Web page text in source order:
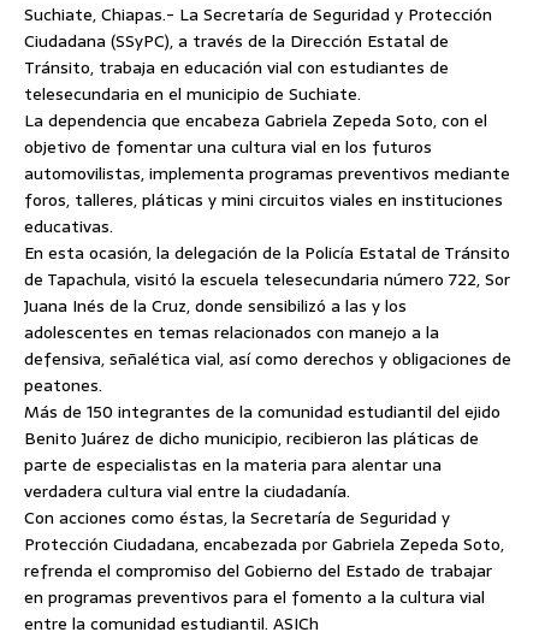
Suchiate, Chiapas.- La Secretaría de Seguridad y Protección
Ciudadana (SSyPC), a través de la Dirección Estatal de
Tránsito, trabaja en educación vial con estudiantes de
telesecundaria en el municipio de Suchiate.
La dependencia que encabeza Gabriela Zepeda Soto, con el
objetivo de fomentar una cultura vial en los futuros
automovilistas, implementa programas preventivos mediante
foros, talleres, pláticas y mini circuitos viales en instituciones
educativas.
En esta ocasión, la delegación de la Policía Estatal de Tránsito
de Tapachula, visitó la escuela telesecundaria número 722, Sor
Juana Inés de la Cruz, donde sensibilizó a las y los
adolescentes en temas relacionados con manejo a la
defensiva, señalética vial, así como derechos y obligaciones de
peatones.
Más de 150 integrantes de la comunidad estudiantil del ejido
Benito Juárez de dicho municipio, recibieron las pláticas de
parte de especialistas en la materia para alentar una
verdadera cultura vial entre la ciudadanía.
Con acciones como éstas, la Secretaría de Seguridad y
Protección Ciudadana, encabezada por Gabriela Zepeda Soto,
refrenda el compromiso del Gobierno del Estado de trabajar
en programas preventivos para el fomento a la cultura vial
entre la comunidad estudiantil. ASICh